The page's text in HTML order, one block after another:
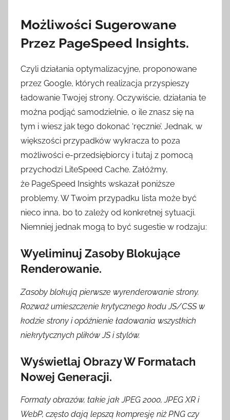
Możliwości Sugerowane
Przez PageSpeed Insights.
Czyli działania optymalizacyjne, proponowane
przez Google, których realizacja przyspieszy
ładowanie Twojej strony. Oczywiście, działania te
można podjąć samodzielnie, o ile znasz się na
tym i wiesz jak tego dokonać ‘ręcznie’. Jednak, w
większości przypadków wykracza to poza
możliwości e-przedsiębiorcy i tutaj z pomocą
przychodzi LiteSpeed Cache. Załóżmy,
że PageSpeed Insights wskazał poniższe
problemy. W Twoim przypadku lista może być
nieco inna, bo to zależy od konkretnej sytuacji.
Niemniej jednak mogą to być sugestie w rodzaju:
Wyeliminuj Zasoby Blokujące
Renderowanie.
Zasoby blokują pierwsze wyrenderowanie strony.
Rozważ umieszczenie krytycznego kodu JS/CSS w
kodzie strony i opóźnienie ładowania wszystkich
niekrytycznych plików JS i stylów.
Wyświetlaj Obrazy W Formatach
Nowej Generacji.
Formaty obrazów, takie jak JPEG 2000, JPEG XR i
WebP, często dają lepszą kompresję niż PNG czy